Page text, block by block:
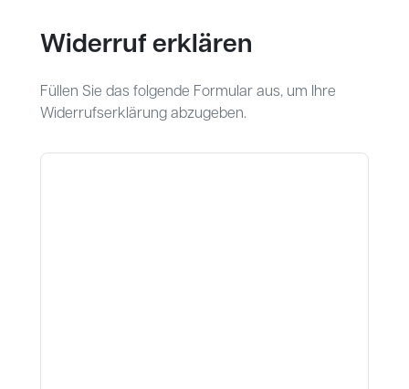
Widerruf erklären
Füllen Sie das folgende Formular aus, um Ihre
Widerrufserklärung abzugeben.